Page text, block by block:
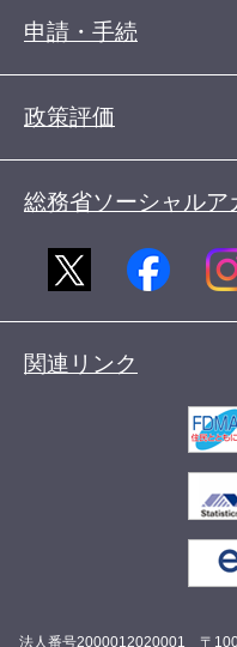
申請・手続
政策評価
総務省ソーシャルア
関連リンク
法人番号2000012020001 〒